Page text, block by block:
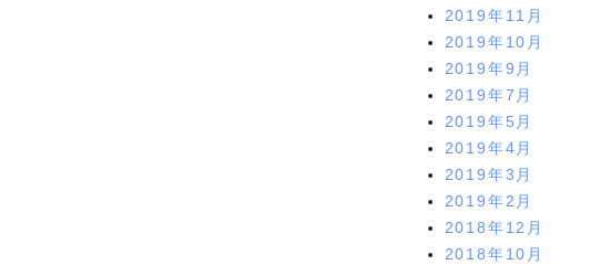
2019年11月
2019年10月
2019年9月
2019年7月
2019年5月
2019年4月
2019年3月
2019年2月
2018年12月
2018年10月